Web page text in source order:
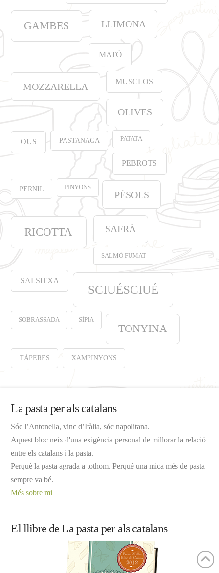
GAMBES LLIMONA
MATÓ
MOZZARELLA MUSCLOS
OLIVES
OUS PASTANAGA PATATA
PEBROTS
PERNIL PINYONS
PÈSOLS
RICOTTA SAFRÀ
SALMÓ FUMAT
SALSITXA
SCIUÉSCIUÉ
SOBRASSADA SÍPIA
TONYINA
TÀPERES XAMPINYONS
La pasta per als catalans
Sóc l’Antonella, vinc d’Itàlia, sóc napolitana.
Aquest bloc neix d'una exigència personal de millorar la relació
entre els catalans i la pasta.
Perquè la pasta agrada a tothom. Perqué una mica més de pasta
sempre va bé.
Més sobre mi
El llibre de La pasta per als catalans